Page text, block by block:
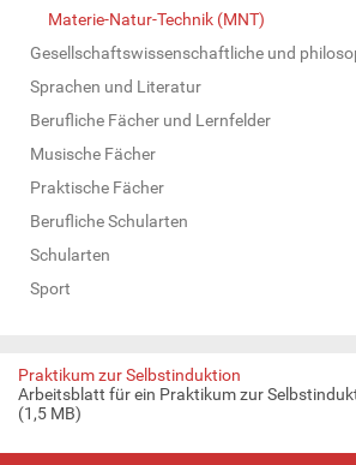
Materie-Natur-Technik (MNT)
Gesellschaftswissenschaftliche und
Sprachen und Literatur
Berufliche Fächer und Lernfelder
Musische Fächer
Praktische Fächer
Berufliche Schularten
Schularten
Sport
Praktikum zur Selbstinduktion
Arbeitsblatt für ein Praktikum zur
(1,5 MB)